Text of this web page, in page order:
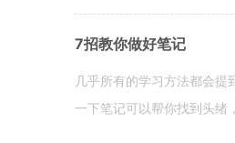
7招教你做好笔记
几乎所有的学习方法都会
一下笔记可以帮你找到头绪